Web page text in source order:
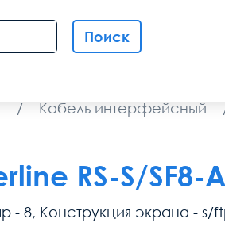
Поиск
/ Кабель интерфейсный
RS-S/SF8-
8, Конструкция экрана - s/